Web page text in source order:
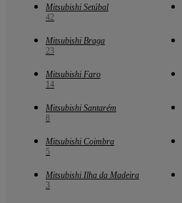
Mitsubishi Setúbal
42
Mitsubishi Braga
23
Mitsubishi Faro
14
Mitsubishi Santarém
8
Mitsubishi Coimbra
5
Mitsubishi Ilha da Madeira
3